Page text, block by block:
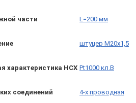
части L=200 мм
штуцер М20х1,5
характеристика НСХ Pt1000 кл.B
соединений 4-х проводная